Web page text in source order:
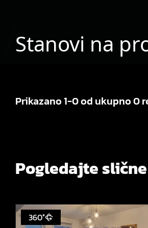
Stanovi na
Prikazano 1-0 od ukupno 0
Pogledajte
360°